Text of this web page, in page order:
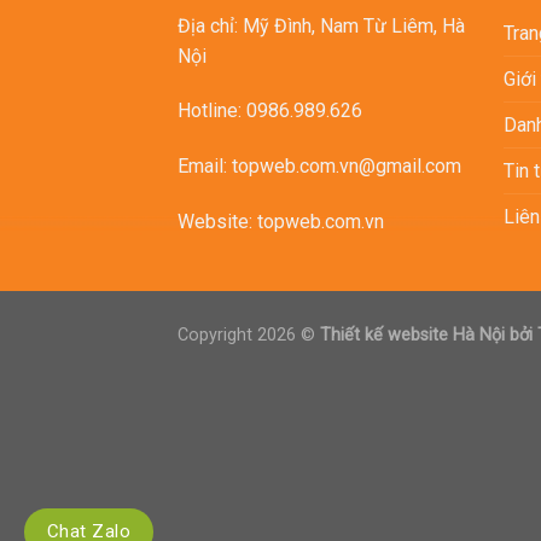
Địa chỉ: Mỹ Đình, Nam Từ Liêm, Hà
Nội
Hotline: 0986.989.626
Email: topweb.com.vn@gmail.com
Website: topweb.com.vn
Giới
Tin
Copyright 2026 © Thiết kế website Hà Nội bởi
Chat Zalo